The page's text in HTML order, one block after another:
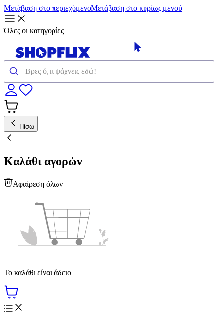
Μετάβαση στο περιεχόμενοΜετάβαση στο κυρίως μενού
Όλες οι κατηγορίες
Πίσω
Καλάθι αγορών
Αφαίρεση όλων
Το καλάθι είναι άδειο